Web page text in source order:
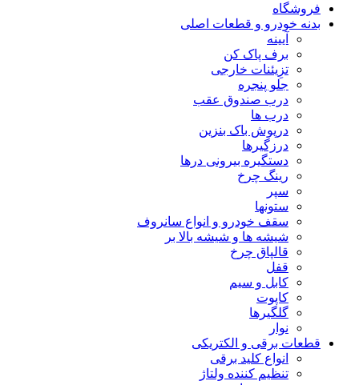
فروشگاه
بدنه خودرو و قطعات اصلی
آیینه
برف پاک کن
تزِیئنات خارجی
جلو پنجره
درب صندوق عقب
درب ها
درپوش باک بنزین
درزگیرها
دستگیره بیرونی درها
رینگ چرخ
سپر
ستونها
سقف خودرو و انواع سانروف
شیشه ها و شیشه بالا بر
قالپاق چرخ
قفل
کابل و سیم
کاپوت
گلگیرها
نوار
قطعات برقی و الکتریکی
انواع کلید برقی
تنظیم کننده ولتاژ